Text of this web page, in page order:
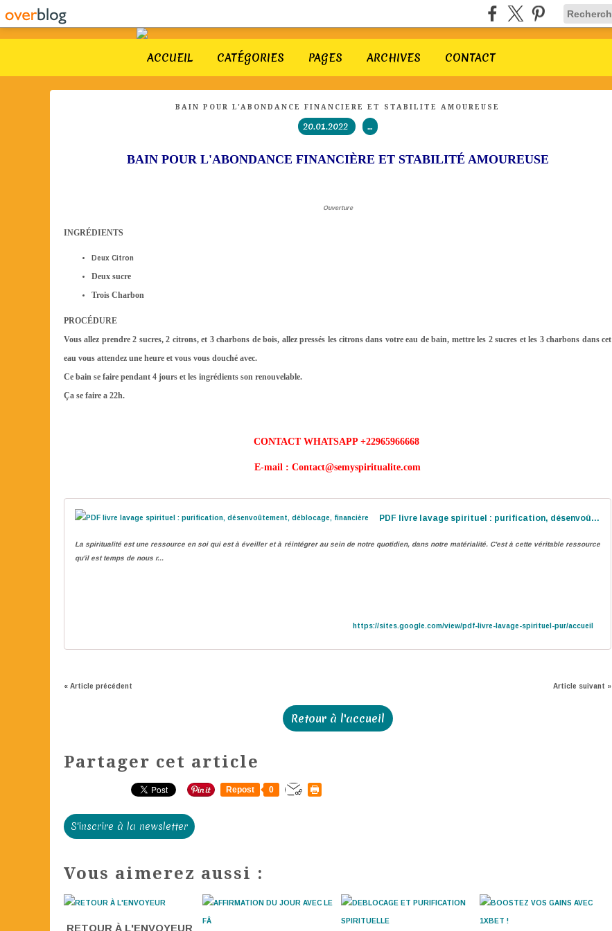
ACCUEIL CATÉGORIES PAGES ARCHIVES CONTACT
BAIN POUR L'ABONDANCE FINANCIÈRE ET STABILITÉ AMOUREUSE
20.01.2022 …
BAIN POUR L'ABONDANCE FINANCIÈRE ET STABILITÉ AMOUREUSE
Ouverture
INGRÉDIENTS
Deux Citron
Deux sucre
Trois Charbon
PROCÉDURE
Vous allez prendre 2 sucres, 2 citrons, et 3 charbons de bois, allez pressés les citrons dans votre eau de bain, mettre les 2 sucres et les 3 charbons dans cet
eau vous attendez une heure et vous vous douché avec.
Ce bain se faire pendant 4 jours et les ingrédients son renouvelable.
Ça se faire a 22h.
CONTACT WHATSAPP +22965966668
E-mail : Contact@semyspiritualite.com
PDF livre lavage spirituel : purification, désenvoûtement, déblocage, financière
La spiritualité est une ressource en soi qui est à éveiller et à réintégrer au sein de notre quotidien, dans notre matérialité. C'est à cette véritable ressource
qu'il est temps de nous r...
https://sites.google.com/view/pdf-livre-lavage-spirituel-pur/accueil
« Article précédent Article suivant »
Retour à l'accueil
Partager cet article
Repost 0
S'inscrire à la newsletter
Vous aimerez aussi :
RETOUR À L'ENVOYEUR